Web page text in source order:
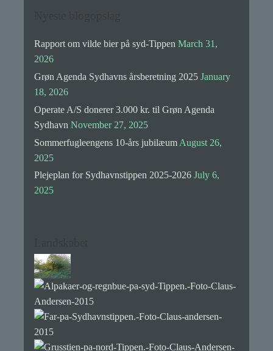
Rapport om vilde bier på syd-Tippen March 31,
2026
Grøn Agenda Sydhavns årsberetning 2025 January
18, 2026
Operate A/S donerer 3.000 kr. til Grøn Agenda
Sydhavn November 27, 2025
Sommerfugleengens 10-års jubilæum August 26,
2025
Plejeplan for Sydhavnstippen 2025-2026 July 6,
2025